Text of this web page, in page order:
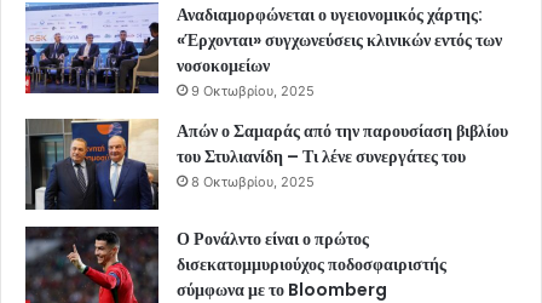
Αναδιαμορφώνεται ο υγειονομικός χάρτης:
«Έρχονται» συγχωνεύσεις κλινικών εντός των
νοσοκομείων
9 Οκτωβρίου, 2025
Απών ο Σαμαράς από την παρουσίαση βιβλίου
του Στυλιανίδη – Τι λένε συνεργάτες του
8 Οκτωβρίου, 2025
Ο Ρονάλντο είναι ο πρώτος
δισεκατομμυριούχος ποδοσφαιριστής
σύμφωνα με το Bloomberg